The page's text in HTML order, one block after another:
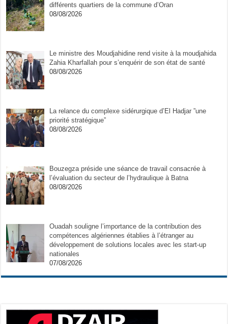
différents quartiers de la commune d’Oran
08/08/2026
Le ministre des Moudjahidine rend visite à la moudjahida
Zahia Kharfallah pour s’enquérir de son état de santé
08/08/2026
La relance du complexe sidérurgique d’El Hadjar ”une
priorité stratégique”
08/08/2026
Bouzegza préside une séance de travail consacrée à
l’évaluation du secteur de l’hydraulique à Batna
08/08/2026
Ouadah souligne l’importance de la contribution des
compétences algériennes établies à l’étranger au
développement de solutions locales avec les start-up
nationales
07/08/2026